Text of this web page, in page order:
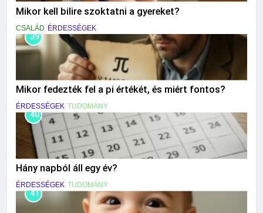
Mikor kell bilire szoktatni a gyereket?
CSALÁD ÉRDESSÉGEK
39
Mikor fedezték fel a pi értékét, és miért fontos?
ÉRDESSÉGEK TUDOMÁNY
40
Hány napból áll egy év?
ÉRDESSÉGEK TUDOMÁNY
41